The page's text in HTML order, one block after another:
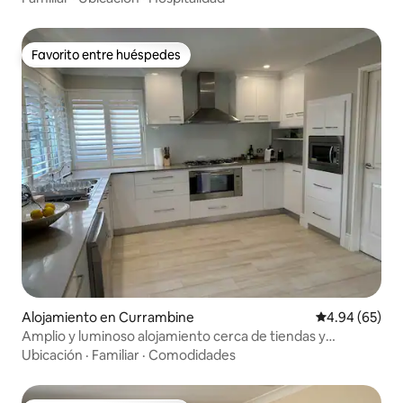
Favorito entre huéspedes
Favorito entre huéspedes
Alojamiento en Currambine Calificación
4.94 (65)
Amplio y luminoso alojamiento cerca de tiendas y
cafeterías
Ubicación · Familiar · Comodidades